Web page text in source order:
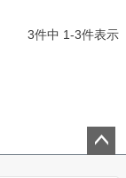
3件中 1-3件表示